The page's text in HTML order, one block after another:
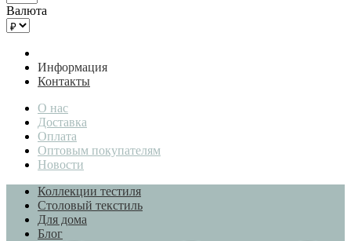
Валюта
Информация
Контакты
О нас
Доставка
Оплата
Оптовым покупателям
Новости
Коллекции тестиля
Столовый текстиль
Для дома
Блог